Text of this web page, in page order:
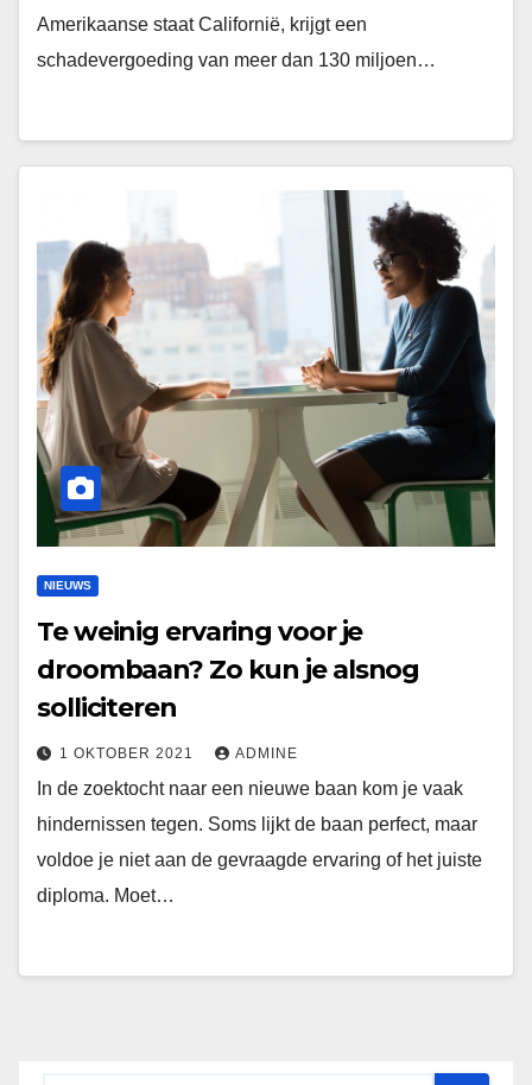
Amerikaanse staat Californië, krijgt een
schadevergoeding van meer dan 130 miljoen…
NIEUWS
Te weinig ervaring voor je
droombaan? Zo kun je alsnog
solliciteren
1 OKTOBER 2021 ADMINE
In de zoektocht naar een nieuwe baan kom je vaak
hindernissen tegen. Soms lijkt de baan perfect, maar
voldoe je niet aan de gevraagde ervaring of het juiste
diploma. Moet…